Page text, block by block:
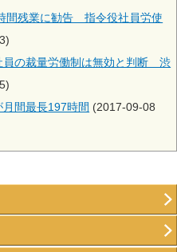
間残業に勧告 指令役社員労使
の裁量労働制は無効と判断 渋
間最長197時間 (2017-09-08